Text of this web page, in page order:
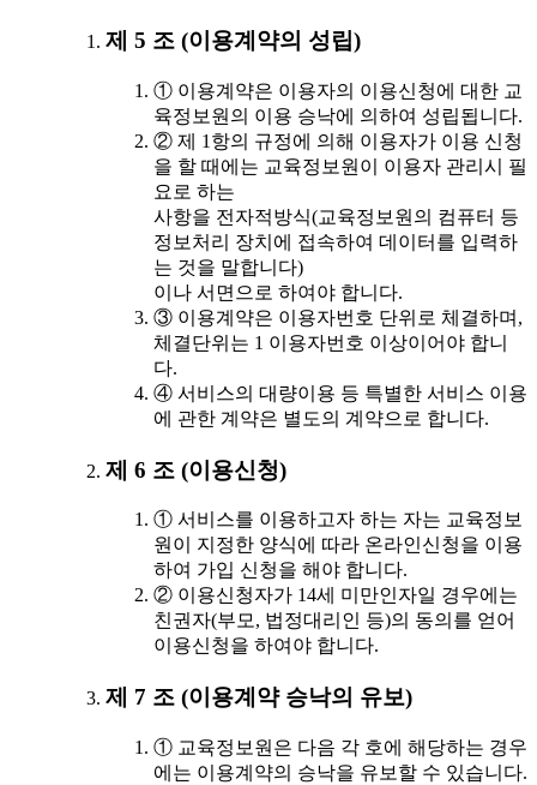
제 5 조 (이용계약의 성립)
① 이용계약은 이용자의 이용신청에 대한 교
육정보원의 이용 승낙에 의하여 성립됩니다.
② 제 1항의 규정에 의해 이용자가 이용 신청
을 할 때에는 교육정보원이 이용자 관리시 필
요로 하는
사항을 전자적방식(교육정보원의 컴퓨터 등
정보처리 장치에 접속하여 데이터를 입력하
는 것을 말합니다)
이나 서면으로 하여야 합니다.
③ 이용계약은 이용자번호 단위로 체결하며,
체결단위는 1 이용자번호 이상이어야 합니
다.
④ 서비스의 대량이용 등 특별한 서비스 이용
에 관한 계약은 별도의 계약으로 합니다.
제 6 조 (이용신청)
① 서비스를 이용하고자 하는 자는 교육정보
원이 지정한 양식에 따라 온라인신청을 이용
하여 가입 신청을 해야 합니다.
② 이용신청자가 14세 미만인자일 경우에는
친권자(부모, 법정대리인 등)의 동의를 얻어
이용신청을 하여야 합니다.
제 7 조 (이용계약 승낙의 유보)
① 교육정보원은 다음 각 호에 해당하는 경우
에는 이용계약의 승낙을 유보할 수 있습니다.